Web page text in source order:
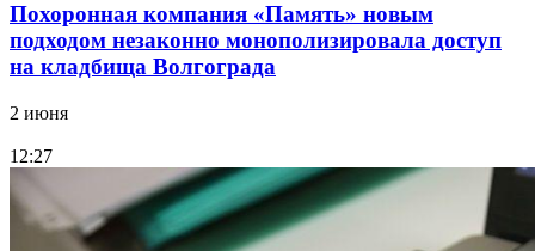
Похоронная компания «Память» новым
подходом незаконно монополизировала доступ
на кладбища Волгограда
2 июня
12:27